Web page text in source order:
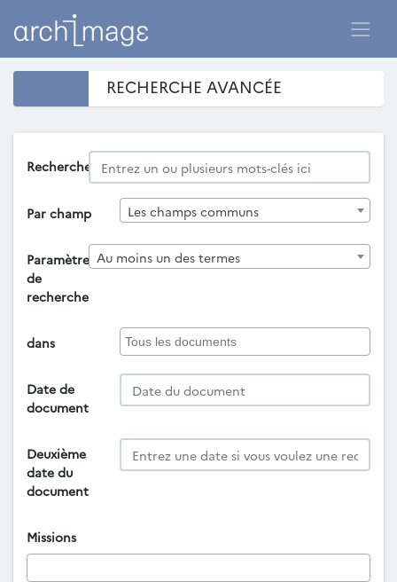
RECHERCHE AVANCÉE
Recherche
Par champ Les champs communs
Paramètres
de
recherche
Au moins un des termes
dans
Date de
document
Deuxième
date du
document
Missions